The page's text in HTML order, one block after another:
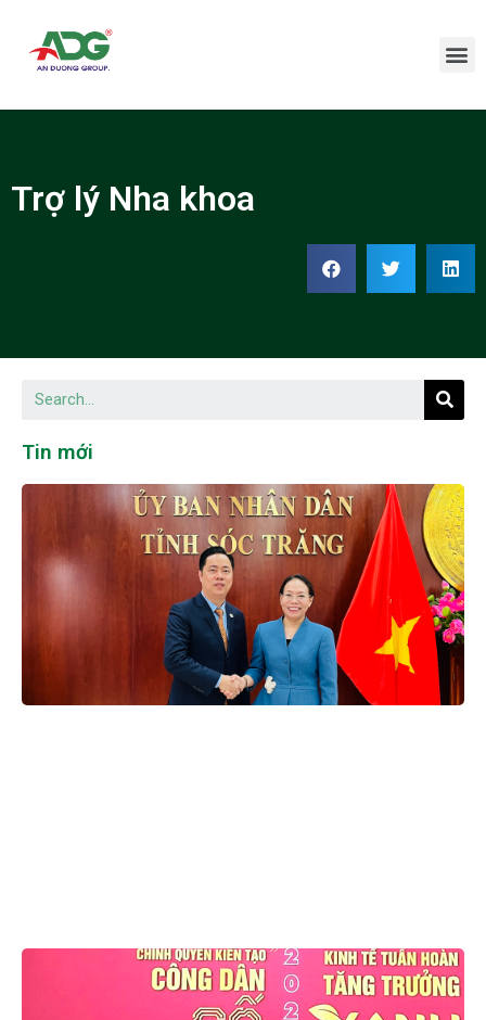
Trợ lý Nha khoa
Tin mới